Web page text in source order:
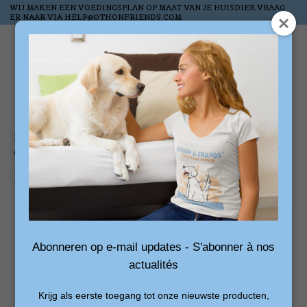
WIJ MAKEN EEN VOEDINGSPLAN OP MAAT VAN JE HUISDIER,VRAAG
ER NAAR VIA HELP@OTHONFRIENDS.COM
Verlanglijst
Home /
Othon&Friends Natural worst Eend en Lam 800gram
Product image slideshow Items
Abonneren op e-mail updates - S'abonner à nos
actualités
Krijg als eerste toegang tot onze nieuwste producten,